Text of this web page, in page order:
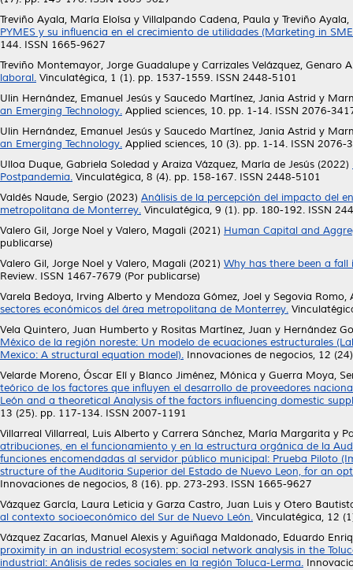
Treviño Ayala, María Eloísa y Villalpando Cadena, Paula y Treviño
PYMES y su influencia en el crecimiento de utilidades (Marketing in
144. ISSN 1665-9627
Treviño Montemayor, Jorge Guadalupe y Carrizales Velázquez, Genaro
laboral. Vinculatégica, 1 (1). pp. 1537-1559. ISSN 2448-5101
Ulin Hernández, Emanuel Jesús y Saucedo Martínez, Jania Astrid y
an Emerging Technology. Applied sciences, 10. pp. 1-14. ISSN 2076-
Ulin Hernández, Emanuel Jesús y Saucedo Martínez, Jania Astrid y
an Emerging Technology. Applied sciences, 10 (3). pp. 1-14. ISSN 2076-
Ulloa Duque, Gabriela Soledad y Araiza Vázquez, María de Jesús (2022)
Postpandemia. Vinculatégica, 8 (4). pp. 158-167. ISSN 2448-5101
Valdés Naude, Sergio (2023) Análisis de la percepción del impacto del
metropolitana de Monterrey. Vinculatégica, 9 (1). pp. 180-192. ISSN
Valero Gil, Jorge Noel y Valero, Magali (2021) Human Capital and
publicarse)
Valero Gil, Jorge Noel y Valero, Magali (2021) Why has there been a
Review. ISSN 1467-7679 (Por publicarse)
Varela Bedoya, Irving Alberto y Mendoza Gómez, Joel y Segovia Romo,
sectores económicos del área metropolitana de Monterrey.
Vela Quintero, Juan Humberto y Rositas Martínez, Juan y Hernández
México de la región noreste: Un modelo de ecuaciones estructurales
Mexico: A structural equation model). Innovaciones de negocios, 12
Velarde Moreno, Óscar Elí y Blanco Jiménez, Mónica y Guerra Moya,
teórico de los factores que influyen el desarrollo de proveedores
León and a theoretical Analysis of the factors influencing domestic
13 (25). pp. 117-134. ISSN 2007-1191
Villarreal Villarreal, Luis Alberto y Carrera Sánchez, María Margarita y
atribuciones, en el funcionamiento y en la estructura orgánica de la
funciones encomendadas al servidor público municipal: Prueba
structure of the Auditoria Superior del Estado de Nuevo Leon, for an
Innovaciones de negocios, 8 (16). pp. 273-293. ISSN 1665-9627
Vázquez García, Laura Leticia y Garza Castro, Juan Luis y Otero
al contexto socioeconómico del Sur de Nuevo León. Vinculatégica, 12
Vázquez Zacarías, Manuel Alexis y Aguiñaga Maldonado, Eduardo
proximity in an industrial ecosystem: social network analysis in the
industrial: Análisis de redes sociales en la región Toluca-Lerma.